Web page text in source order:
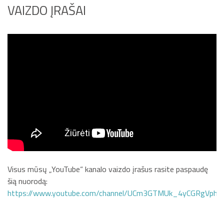
VAIZDO ĮRAŠAI
Visus mūsų „YouTube“ kanalo vaizdo įrašus rasite paspaudę
šią nuorodą:
https://www.youtube.com/channel/